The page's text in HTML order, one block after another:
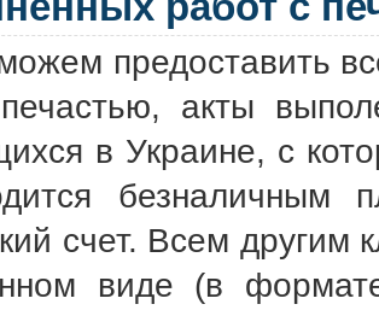
предоставить
акты
в Украине, с
счет. Всем другим
виде (в